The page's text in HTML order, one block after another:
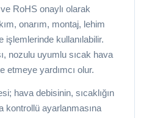
RoHS onaylı olarak
onarım, montaj, lehim
kullanılabilir.
nozulu uyumlu sıcak hava
etmeye yardımcı olur.
hava debisinin, sıcaklığın
kontrollü ayarlanmasına